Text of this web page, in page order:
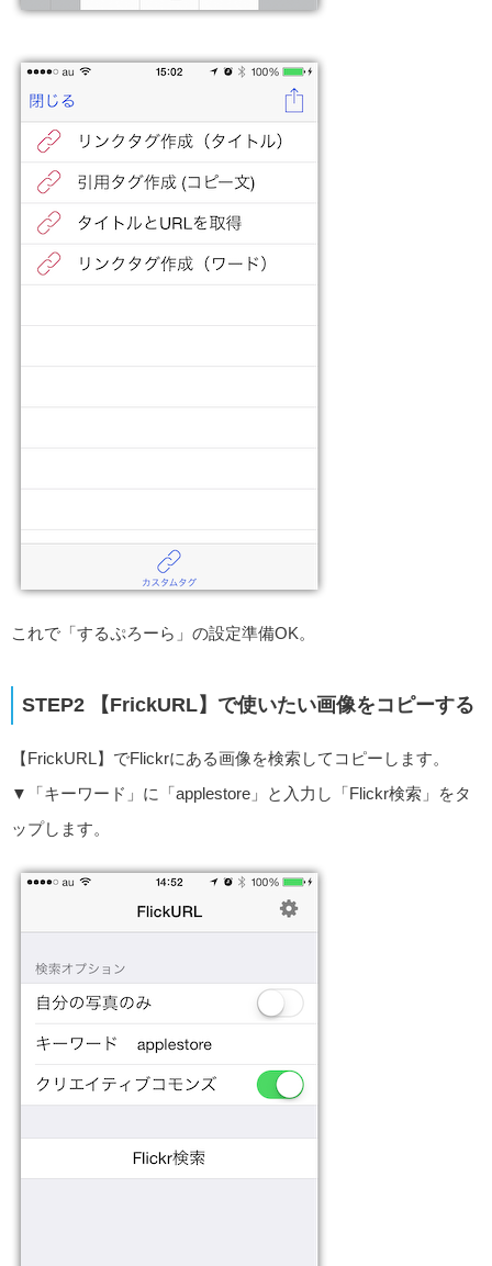
これで「するぷろーら」の設定準備OK。
STEP2 【FrickURL】で使いたい画像をコピーする
【FrickURL】でFlickrにある画像を検索してコピーします。
▼「キーワード」に「applestore」と入力し「Flickr検索」をタ
ップします。